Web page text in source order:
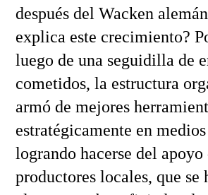
después del Wacken
explica este crecimiento?
luego de una seguidilla de
cometidos, la estructura
armó de mejores
estratégicamente en
logrando hacerse del apoyo
productores locales, que se